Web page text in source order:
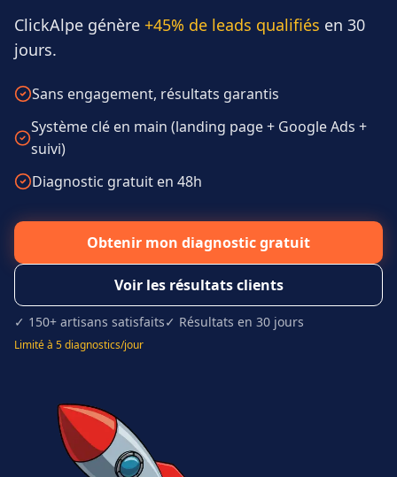
ClickAlpe génère +45% de leads qualifiés en 30
jours.
Sans engagement, résultats garantis
Système clé en main (landing page + Google Ads +
suivi)
Diagnostic gratuit en 48h
Obtenir mon diagnostic gratuit
Voir les résultats clients
✓ 150+ artisans satisfaits✓ Résultats en 30 jours
Limité à 5 diagnostics/jour